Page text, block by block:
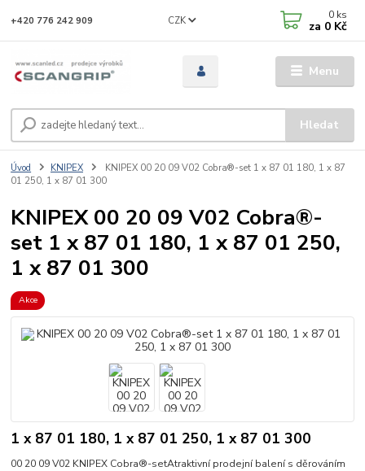
Menu
CZK
Hledat
+420 776 242 909 0 ks
za 0 Kč
Úvod KNIPEX
KNIPEX 00 20 09 V02 Cobra®-set 1 x 87 01 180, 1 x 87
01 250, 1 x 87 01 300
KNIPEX 00 20 09 V02 Cobra®-
set 1 x 87 01 180, 1 x 87 01 250,
1 x 87 01 300
Akce
1 x 87 01 180, 1 x 87 01 250, 1 x 87 01 300
00 20 09 V02 KNIPEX Cobra®-setAtraktivní prodejní balení s děrováním